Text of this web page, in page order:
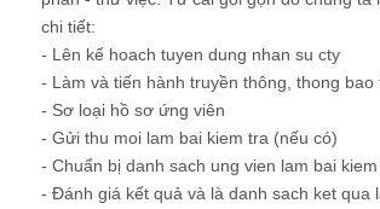
chi tiết:
- Lên kế hoach tuyen dung nhan su cty
- Làm và tiến hành truyền thông, thong bao
- Sơ loại hồ sơ ứng viên
- Gửi thu moi lam bai kiem tra (nếu có)
- Chuẩn bị danh sach ung vien lam bai
- Đánh giá kết quả và là danh sach ket qua